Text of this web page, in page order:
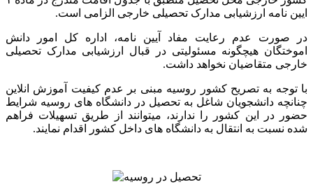
ایین نامه ارزشیابی مدارک تحصیلی خارجی الزامی است.
در صورت عدم رعایت مفاد آیین نامه، اداره کل امور دانش
اموختگان هیچگونه مسئولیتی در قبال ارزشیابی مدارک تحصیلی
خارجی متقاضیان نخواهد داشت.
با توجه به تصریح کشور روسیه مبنی بر عدم کیفیت آموزش انلاین
چنانچه دانشجویان شاغل به تحصیل در دانشگاه های روسیه شرایط
حضور در این کشور را ندارند، میتوانند از طریق تسهیلات فراهم
شده نسبت به انتقال به دانشگاه های داخل کشور اقدام نمایند.